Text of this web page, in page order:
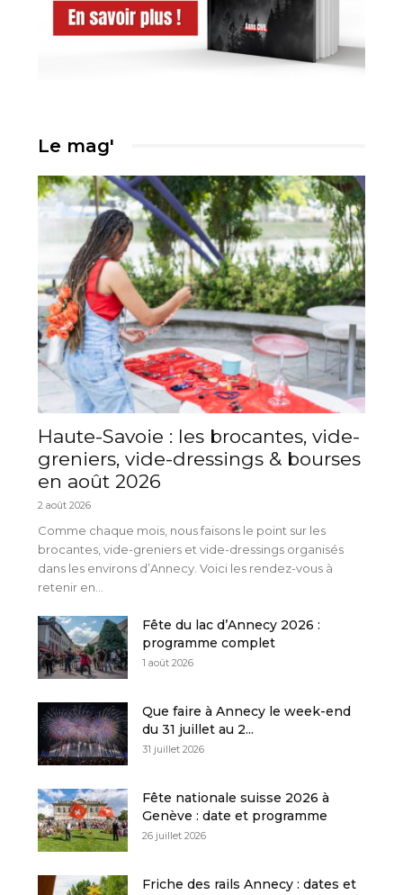
Le mag'
Haute-Savoie : les brocantes, vide-
greniers, vide-dressings & bourses
en août 2026
2 août 2026
Comme chaque mois, nous faisons le point sur les
brocantes, vide-greniers et vide-dressings organisés
dans les environs d’Annecy. Voici les rendez-vous à
retenir en...
Fête du lac d’Annecy 2026 :
programme complet
1 août 2026
Que faire à Annecy le week-end
du 31 juillet au 2...
31 juillet 2026
Fête nationale suisse 2026 à
Genève : date et programme
26 juillet 2026
Friche des rails Annecy : dates et